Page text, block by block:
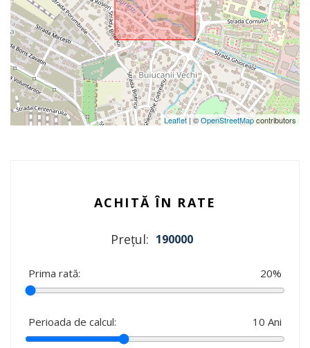
Leaflet | ©OpenStreetMapcontributors
ACHITĂ ÎN RATE
Prețul: 190000
Prima rată: 20%
Perioada de calcul: 10 Ani